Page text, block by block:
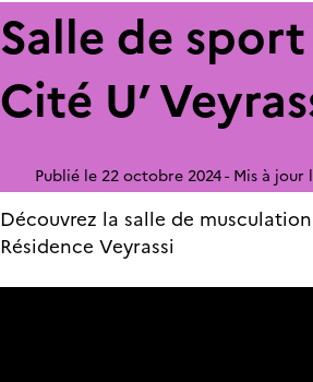
Salle de
Cité U’
Publié le 22 octobre 2024 Mis à jour
Découvrez la salle de
Résidence Veyrassi